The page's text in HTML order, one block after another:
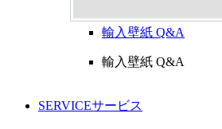
輸入壁紙 Q&A
輸入壁紙 Q&A
SERVICEサービス